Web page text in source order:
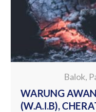
Balok,
WARUNG
(W.A.I.B),